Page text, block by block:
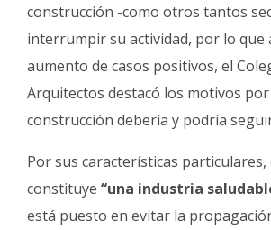
construcción -como otros tantos
interrumpir su actividad, por lo que
aumento de casos positivos, el
Arquitectos destacó los motivos por
construcción debería y podría
Por sus características
constituye “una industria
está puesto en evitar la